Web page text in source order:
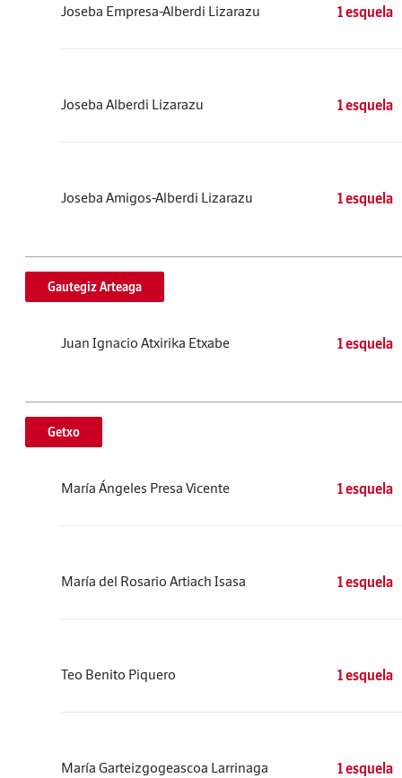
Joseba Empresa-Alberdi Lizarazu 1 esquela
Joseba Alberdi Lizarazu 1 esquela
Joseba Amigos-Alberdi Lizarazu 1 esquela
Gautegiz Arteaga
Juan Ignacio Atxirika Etxabe 1 esquela
Getxo
María Ángeles Presa Vicente 1 esquela
María del Rosario Artiach Isasa 1 esquela
Teo Benito Piquero 1 esquela
María Garteizgogeascoa Larrinaga 1 esquela